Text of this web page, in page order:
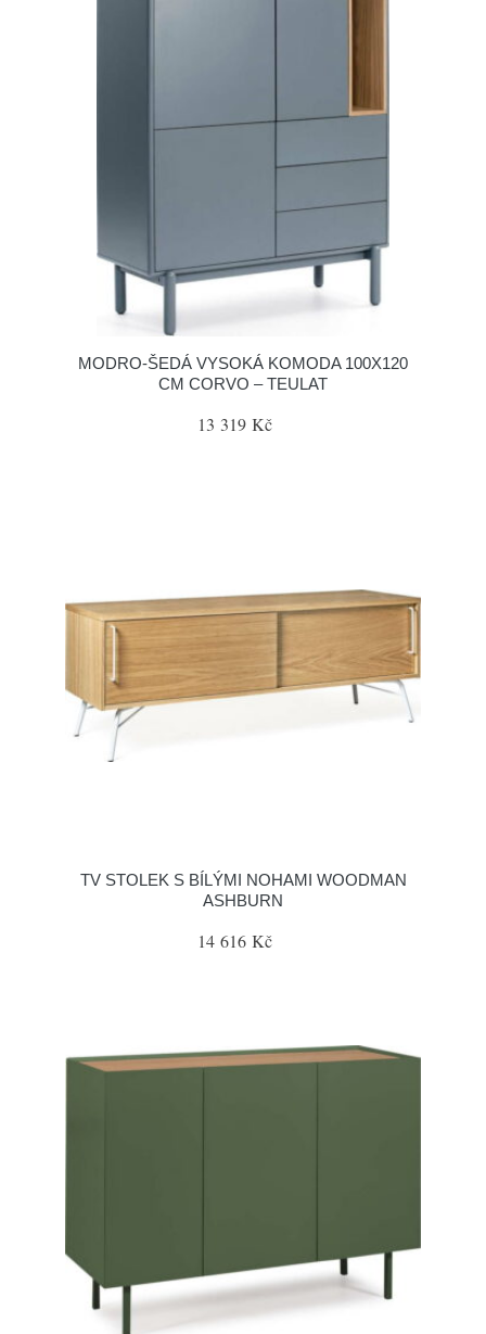
MODRO-ŠEDÁ VYSOKÁ KOMODA 100X120
CM CORVO – TEULAT
13 319 Kč
TV STOLEK S BÍLÝMI NOHAMI WOODMAN
ASHBURN
14 616 Kč